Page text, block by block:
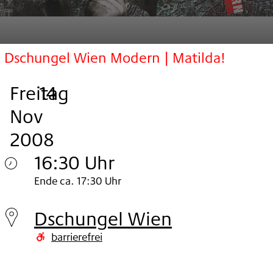
Dschungel Wien Modern | Matilda!
Freitag
, 14
.
Nov
2008
.
16:30 Uhr
Freitag
14.
Nov
Ende ca. 17:30 Uhr
Dschungel Wien
barrierefrei